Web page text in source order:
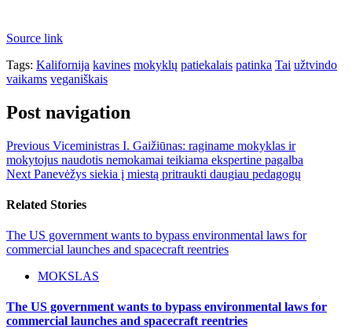
Source link
Tags: Kalifornija kavines mokyklų patiekalais patinka Tai užtvindo
vaikams veganiškais
Post navigation
Previous Viceministras I. Gaižiūnas: raginame mokyklas ir
mokytojus naudotis nemokamai teikiama ekspertine pagalba
Next Panevėžys siekia į miestą pritraukti daugiau pedagogų
Related Stories
The US government wants to bypass environmental laws for
commercial launches and spacecraft reentries
MOKSLAS
The US government wants to bypass environmental laws for
commercial launches and spacecraft reentries